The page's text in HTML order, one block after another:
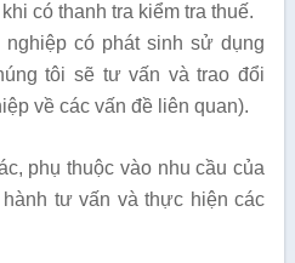
có thanh tra kiểm tra thuế.
có phát sinh sử dụng
tôi sẽ tư vấn và trao đổi
về các vấn đề liên quan).
phụ thuộc vào nhu cầu của
tư vấn và thực hiện các